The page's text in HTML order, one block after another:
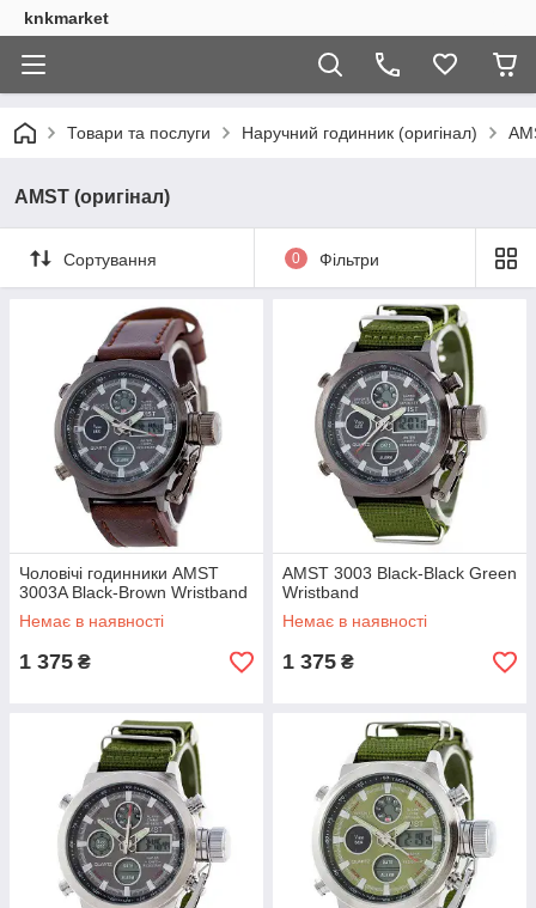
knkmarket
Товари та послуги Наручний годинник (оригінал)
AMST (оригінал)
Сортування 0 Фільтри
Чоловічі годинники AMST
3003A Black-Brown Wristband
Немає в наявності
1 375 ₴
AMST 3003 Black-Black Green
Wristband
Немає в наявності
1 375 ₴